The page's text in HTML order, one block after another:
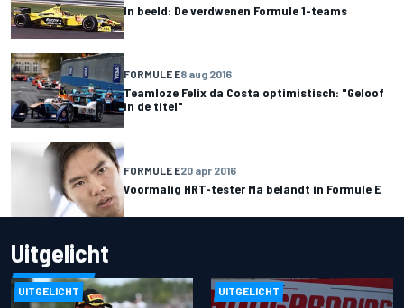
In beeld: De verdwenen Formule 1-teams
FORMULE E8 aug 2016
Teamloze Felix da Costa optimistisch: "Geloof
in de titel"
FORMULE E20 apr 2016
Voormalig HRT-tester Ma belandt in Formule E
Uitgelicht
UITGELICHT UITGELICHT